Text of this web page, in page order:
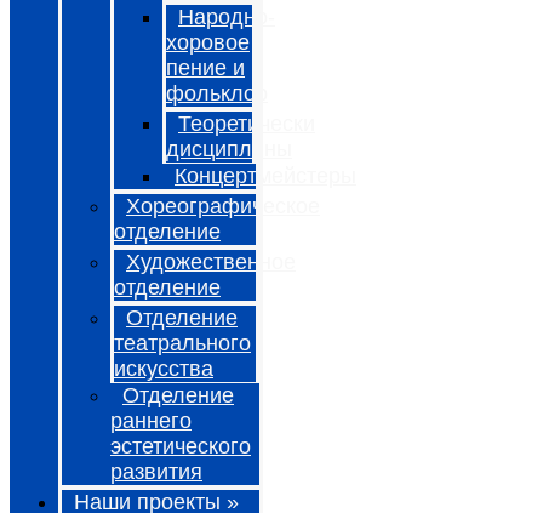
Народно-
хоровое
пение и
фольклор
Теоретически
дисциплины
Концертмейстеры
Хореографическое
отделение
Художественное
отделение
Отделение
театрального
искусства
Отделение
раннего
эстетического
развития
Наши проекты »